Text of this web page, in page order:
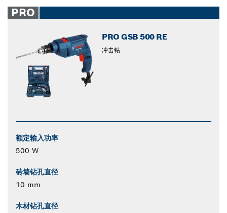
PRO
PRO GSB 500 RE
冲击钻
额定输入功率
500 W
砖墙钻孔直径
10 mm
木材钻孔直径